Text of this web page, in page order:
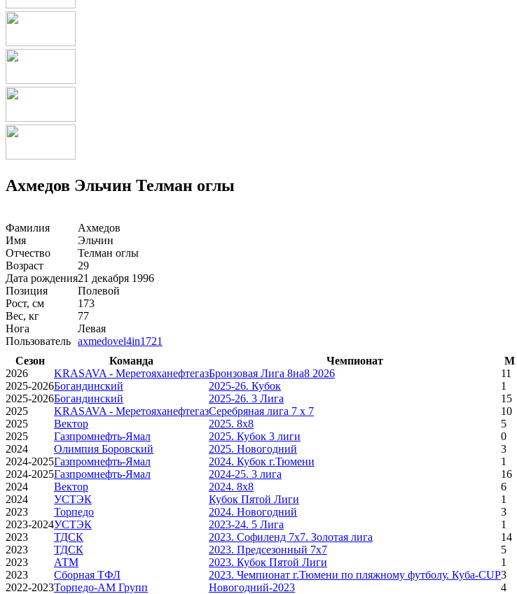
Ахмедов Эльчин Телман оглы
Фамилия
Ахмедов
Имя
Эльчин
Отчество
Телман оглы
Возраст
29
Дата рождения21 декабря 1996
Позиция
Полевой
Рост, см
173
Вес, кг
77
Нога
Левая
Пользователь axmedovel4in1721
Сезон
Команда Чемпионат М
2026
KRASAVA - МеретояханефтегазБронзовая Лига 8на8 2026 11
2025-2026Богандинский 2025-26. Кубок 1
2025-2026Богандинский 2025-26. 3 Лига 15
2025
KRASAVA - МеретояханефтегазСеребряная лига 7 х 7 10
2025
Вектор 2025. 8х8 5
2025
Газпромнефть-Ямал 2025. Кубок 3 лиги 0
2024
Олимпия Боровский 2025. Новогодний 3
2024-2025Газпромнефть-Ямал 2024. Кубок г.Тюмени 1
2024-2025Газпромнефть-Ямал 2024-25. 3 лига 16
2024
Вектор 2024. 8х8 6
2024
УСТЭК Кубок Пятой Лиги 1
2023
Торпедо 2024. Новогодний 3
2023-2024УСТЭК 2023-24. 5 Лига 1
2023
ТДСК 2023. Софиленд 7х7. Золотая лига 14
2023
ТДСК 2023. Предсезонный 7х7 5
2023
АТМ 2023. Кубок Пятой Лиги 1
2023
Сборная ТФЛ 2023. Чемпионат г.Тюмени по пляжному футболу. Куба-CUP3
2022-2023Торпедо-АМ Групп Новогодний-2023 4